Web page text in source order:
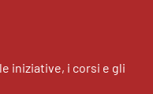
iniziative, i corsi e gli